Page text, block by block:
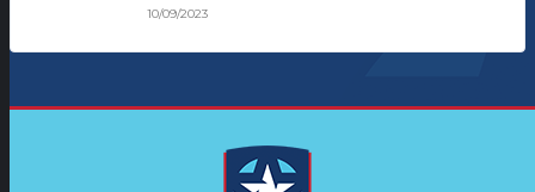
10/09/2023